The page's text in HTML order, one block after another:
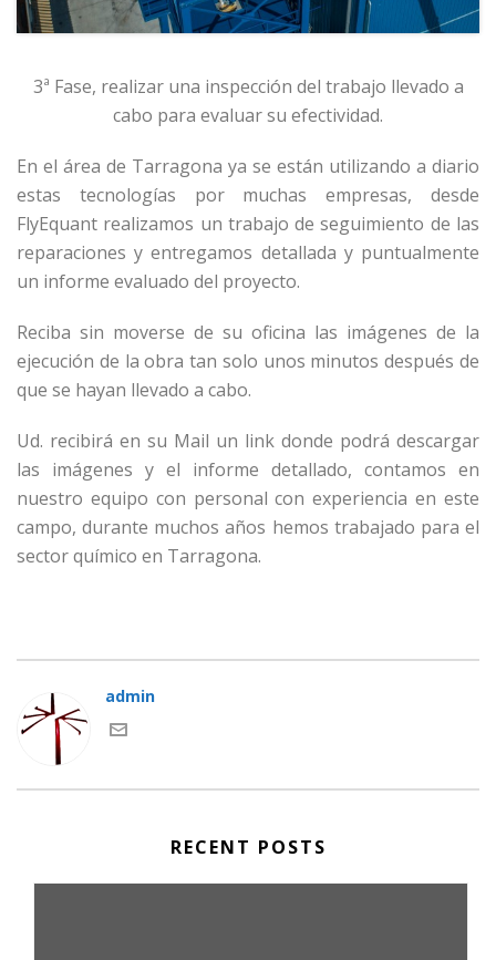
3ª Fase, realizar una inspección del trabajo llevado a
cabo para evaluar su efectividad.
En el área de Tarragona ya se están utilizando a diario
estas tecnologías por muchas empresas, desde
FlyEquant realizamos un trabajo de seguimiento de las
reparaciones y entregamos detallada y puntualmente
un informe evaluado del proyecto.
Reciba sin moverse de su oficina las imágenes de la
ejecución de la obra tan solo unos minutos después de
que se hayan llevado a cabo.
Ud. recibirá en su Mail un link donde podrá descargar
las imágenes y el informe detallado, contamos en
nuestro equipo con personal con experiencia en este
campo, durante muchos años hemos trabajado para el
sector químico en Tarragona.
admin
RECENT POSTS